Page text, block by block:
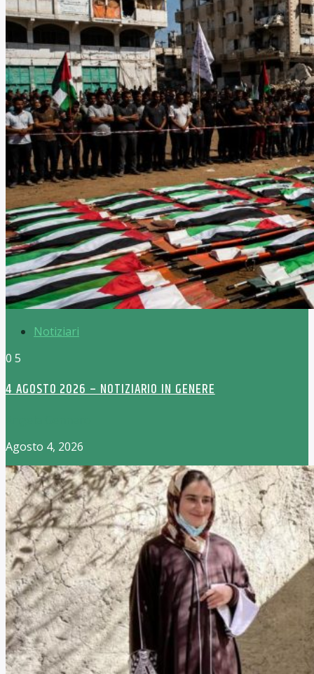
Notiziari
0 5
4 AGOSTO 2026 – NOTIZIARIO IN GENERE
Agosto 4, 2026